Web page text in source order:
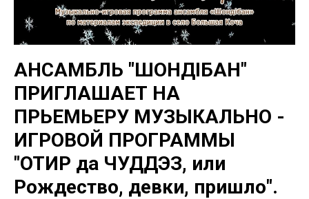
АНСАМБЛЬ "ШОНДIБАН"
ПРИГЛАШАЕТ НА
ПРЬЕМЬЕРУ МУЗЫКАЛЬНО -
ИГРОВОЙ ПРОГРАММЫ
"ОТИР да ЧУДДЭЗ, или
Рождество, девки, пришло".